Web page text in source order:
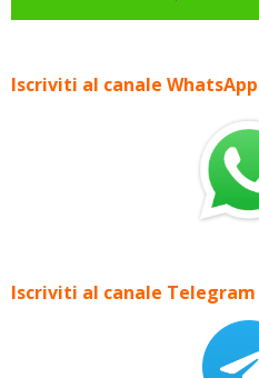
Iscriviti al canale WhatsApp
Iscriviti al canale Telegram